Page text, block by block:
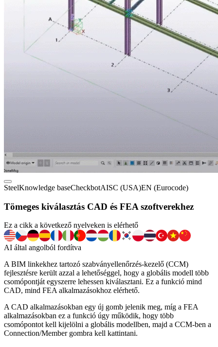
SteelKnowledge baseCheckbotAISC (USA)EN (Eurocode)
Tömeges kiválasztás CAD és FEA szoftverekhez
Ez a cikk a következő nyelveken is elérhető
AI által angolból fordítva
A BIM linkekhez tartozó szabványellenőrzés-kezelő (CCM)
fejlesztésre került azzal a lehetőséggel, hogy a globális modell több
csomópontját egyszerre lehessen kiválasztani. Ez a funkció mind
CAD, mind FEA alkalmazásokhoz elérhető.
A CAD alkalmazásokban egy új gomb jelenik meg, míg a FEA
alkalmazásokban ez a funkció úgy működik, hogy több
csomópontot kell kijelölni a globális modellben, majd a CCM-ben a
Connection/Member gombra kell kattintani.